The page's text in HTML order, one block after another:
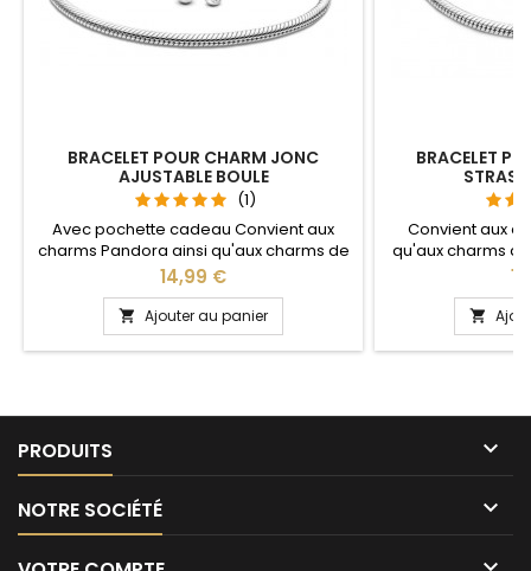
BRACELET POUR CHARM JONC
AJUSTABLE BOULE
(1)
Avec pochette cadeau Convient aux
charms Pandora ainsi qu'aux charms de
notre site idéal pour : Noël, Saint Valentin,
anniversaire, anniversaire de mariage La
partie ajustable se détache d'un coté
pour passer les charms par simple
pression sur le bouton Ajustable pour
Prix
14,99 €
 Ajouter au panier
BRACELET
Convient aux
qu'aux charms
Noël, Saint
anniversaire
ajustable se
passer les
sur le bouton

PRODUITS 
NOTRE SOCIÉTÉ 